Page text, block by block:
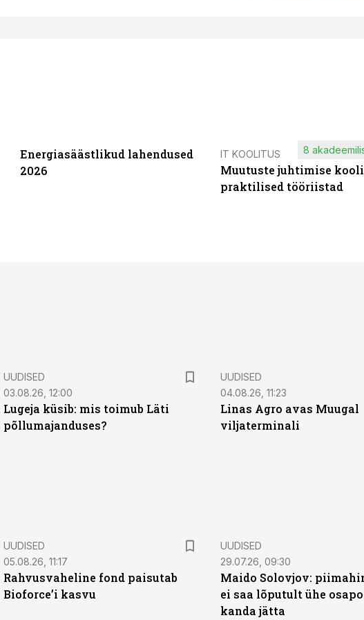
Energiasäästlikud lahendused
2026
IT KOOLITUS
Muutuste juhtimise
praktilised tööriistad
8
UUDISED
03.08.26, 12:00
Lugeja küsib: mis toimub Läti
põllumajanduses?
UUDISED
04.08.26, 11:23
Linas Agro avas Muugal
viljaterminali
UUDISED
05.08.26, 11:17
Rahvusvaheline fond paisutab
Bioforce’i kasvu
UUDISED
29.07.26, 09:30
Maido Solovjov:
ei saa lõputult ühe
kanda jätta